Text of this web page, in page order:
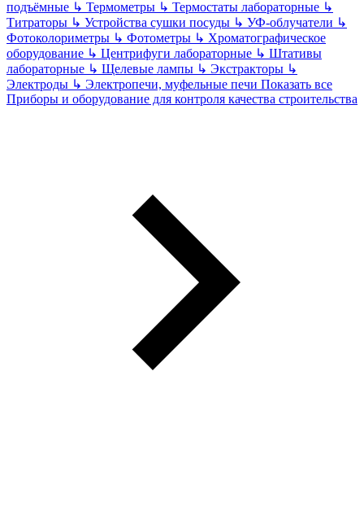
подъёмные ↳ Термометры ↳ Термостаты лабораторные ↳
Титраторы ↳ Устройства сушки посуды ↳ УФ-облучатели ↳
Фотоколориметры ↳ Фотометры ↳ Хроматографическое
оборудование ↳ Центрифуги лабораторные ↳ Штативы
лабораторные ↳ Щелевые лампы ↳ Экстракторы ↳
Электроды ↳ Электропечи, муфельные печи Показать все
Приборы и оборудование для контроля качества строительства